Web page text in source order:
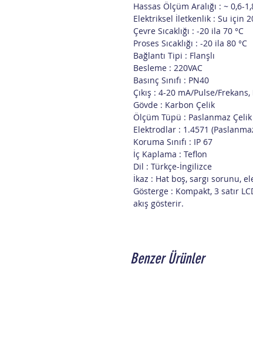
Hassas Ölçüm Aralığı : ~ 0,6-
Elektriksel İletkenlik : Su için
Çevre Sıcaklığı : -20 ila 70 °C
Proses Sıcaklığı : -20 ila 80 °C
Bağlantı Tipi : Flanşlı
Besleme : 220VAC
Basınç Sınıfı : PN40
Çıkış : 4-20 mA/Pulse/Frekans,
Gövde : Karbon Çelik
Ölçüm Tüpü : Paslanmaz Çelik
Elektrodlar : 1.4571
Koruma Sınıfı : IP 67
İç Kaplama : Teflon
Dil : Türkçe-İngilizce
İkaz : Hat boş, sargı sorunu,
Gösterge : Kompakt, 3 satır
akış gösterir.
Benzer Ürünler